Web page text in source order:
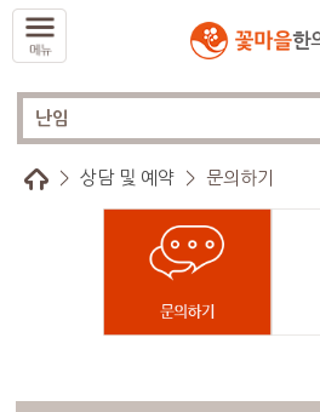
> 상담 및 예약 > 문의하기